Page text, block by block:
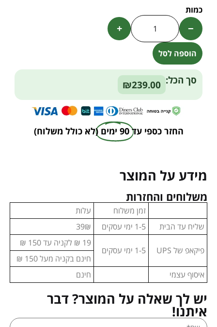
−
+
הוספה לסל
Alternative:
סך הכל: ₪239.00
החזר כספי עד 90 ימים (לא כולל משלוח)
מידע על המוצר
משלוחים והחזרות
זמן משלוח
עלות
שליח עד הבית
1-5 ימי עסקים 39₪
פיקאפ של UPS 1-5 ימי עסקים
19 ₪ לקניה עד 150 ₪
חינם בקניה מעל 150 ₪
איסוף עצמי
חינם
יש לך שאלה על המוצר? דבר
איתנו!